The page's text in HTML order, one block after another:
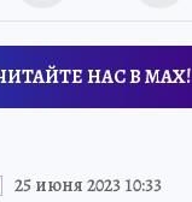
НАС В МАХ!
25 июня 2023 10:33